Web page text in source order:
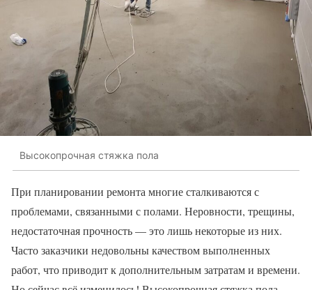
Высокопрочная стяжка пола
При планировании ремонта многие сталкиваются с
проблемами, связанными с полами. Неровности, трещины,
недостаточная прочность — это лишь некоторые из них.
Часто заказчики недовольны качеством выполненных
работ, что приводит к дополнительным затратам и времени.